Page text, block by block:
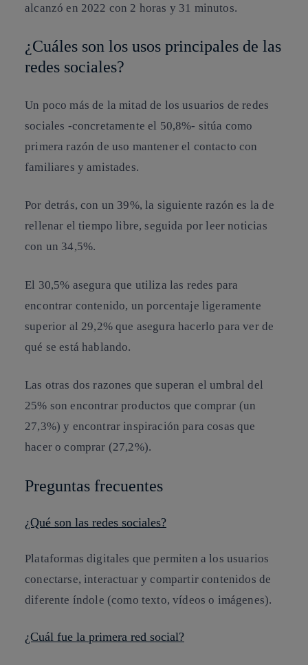
alcanzó en 2022 con 2 horas y 31 minutos.
¿Cuáles son los usos principales de las
redes sociales?
Un poco más de la mitad de los usuarios de redes
sociales -concretamente el 50,8%- sitúa como
primera razón de uso mantener el contacto con
familiares y amistades.
Por detrás, con un 39%, la siguiente razón es la de
rellenar el tiempo libre, seguida por leer noticias
con un 34,5%.
El 30,5% asegura que utiliza las redes para
encontrar contenido, un porcentaje ligeramente
superior al 29,2% que asegura hacerlo para ver de
qué se está hablando.
Las otras dos razones que superan el umbral del
25% son encontrar productos que comprar (un
27,3%) y encontrar inspiración para cosas que
hacer o comprar (27,2%).
Preguntas frecuentes
¿Qué son las redes sociales?
Plataformas digitales que permiten a los usuarios
conectarse, interactuar y compartir contenidos de
diferente índole (como texto, vídeos o imágenes).
¿Cuál fue la primera red social?